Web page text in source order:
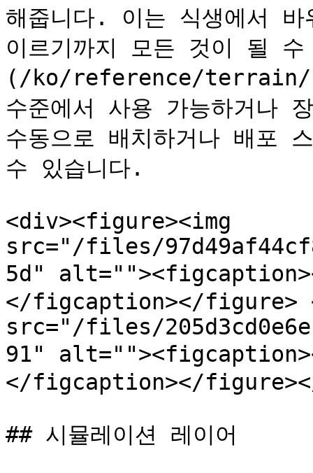
해줍니다. 이는 식생에서
이르기까지 모든 것이 될
(/ko/reference/terrain/
수준에서 사용 가능하거나
수동으로 배치하거나 배포
수 있습니다.
<div><figure><img
src="/files/
5d"
</figcaption></figure>
src="/files/
91"
</figcaption></
## 시뮬레이션 레이어